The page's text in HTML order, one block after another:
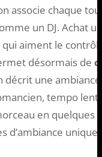
associe chaque
un DJ. Achat
qui aiment le
désormais de
décrit une
tempo
en quelques
d’ambiance